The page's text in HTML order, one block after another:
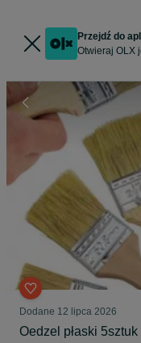
Przejdź do
Otwieraj OLX
Dodane 12 lipca 2026
Oedzel płaski